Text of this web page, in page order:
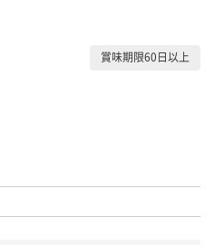
賞味期限60日以上